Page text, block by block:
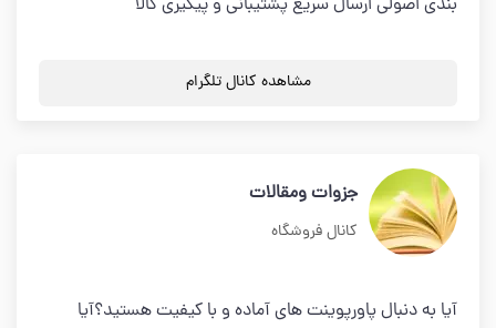
بندی اصولی ارسال سریع پشتیبانی و پیگیری کالا
مشاهده کانال تلگرام
جزوات ومقالات
کانال فروشگاه
آیا به دنبال پاورپوینت های آماده و با کیفیت هستید؟آیا